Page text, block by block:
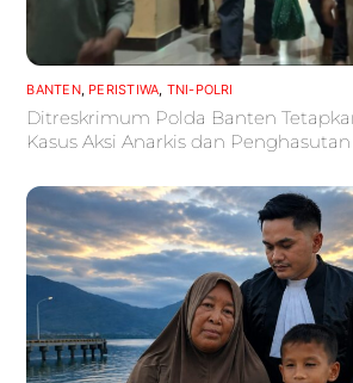
BANTEN, PERISTIWA TNI-POLRI
Ditreskrimum Polda Banten
Kasus Aksi Anarkis dan